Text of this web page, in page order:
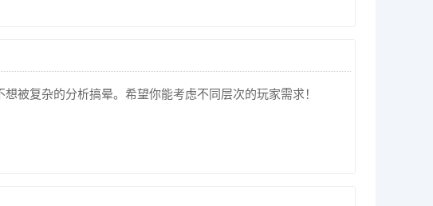
被复杂的分析搞晕。希望你能考虑不同层次的玩家需求！